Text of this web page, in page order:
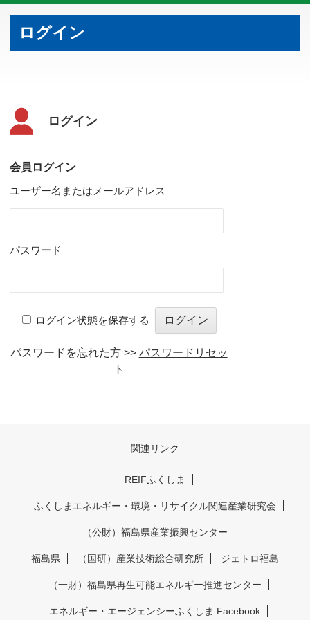
ログイン
ログイン
会員ログイン
ユーザー名またはメールアドレス
パスワード
ログイン状態を保存する
パスワードを忘れた方 >> パスワードリセッ
ト
関連リンク
REIFふくしま
ふくしまエネルギー・環境・リサイクル関連産業研究会
（公財）福島県産業振興センター
福島県 （国研）産業技術総合研究所 ジェトロ福島
（一財）福島県再生可能エネルギー推進センター
エネルギー・エージェンシーふくしま Facebook